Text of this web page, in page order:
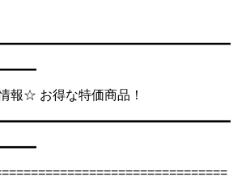
報☆ お得な特価商品！